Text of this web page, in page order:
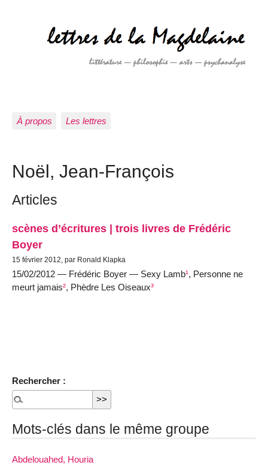
À propos Les lettres
Noël, Jean-François
Articles
scènes d’écritures | trois livres de Frédéric
Boyer
15 février 2012, par Ronald Klapka
15/02/2012 — Frédéric Boyer — Sexy Lamb¹, Personne ne
meurt jamais², Phèdre Les Oiseaux³
Rechercher :
Mots-clés dans le même groupe
Abdelouahed, Houria